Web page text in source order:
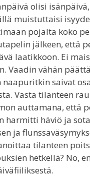
olisi
muistuttaisi
pojalta koko
jälkeen, että
laatikkoon. Ei
Vaadin vähän
naapuritkin saivat
Vasta tilanteen
auttamana, että
harmitti häviö ja
ja
tilanteen
hetkellä? No,